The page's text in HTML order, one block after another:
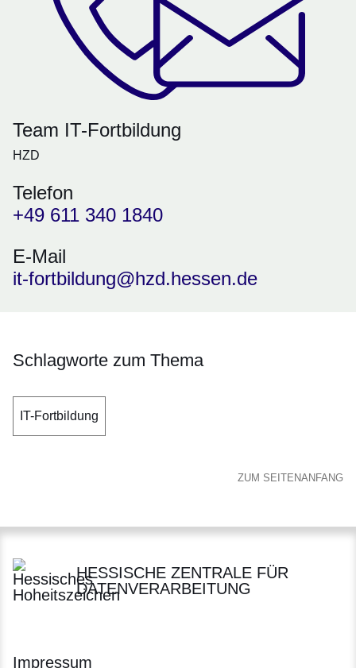
Team IT-Fortbildung
HZD
Telefon
+49 611 340 1840
E-Mail
it-fortbildung@hzd.hessen.de
Schlagworte zum Thema
IT-Fortbildung
ZUM SEITENANFANG
HESSISCHE ZENTRALE FÜR
DATENVERARBEITUNG
Impressum